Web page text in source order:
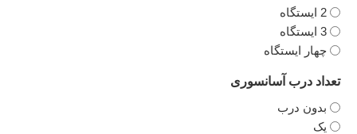
2 ایستگاه
3 ایستگاه
چهار ایستگاه
تعداد درب آسانسوری
بدون درب
یک